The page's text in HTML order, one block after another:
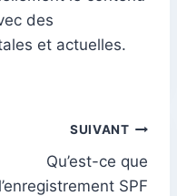
des
et actuelles.
SUIVANT
Qu’est-ce que
l’enregistrement SPF